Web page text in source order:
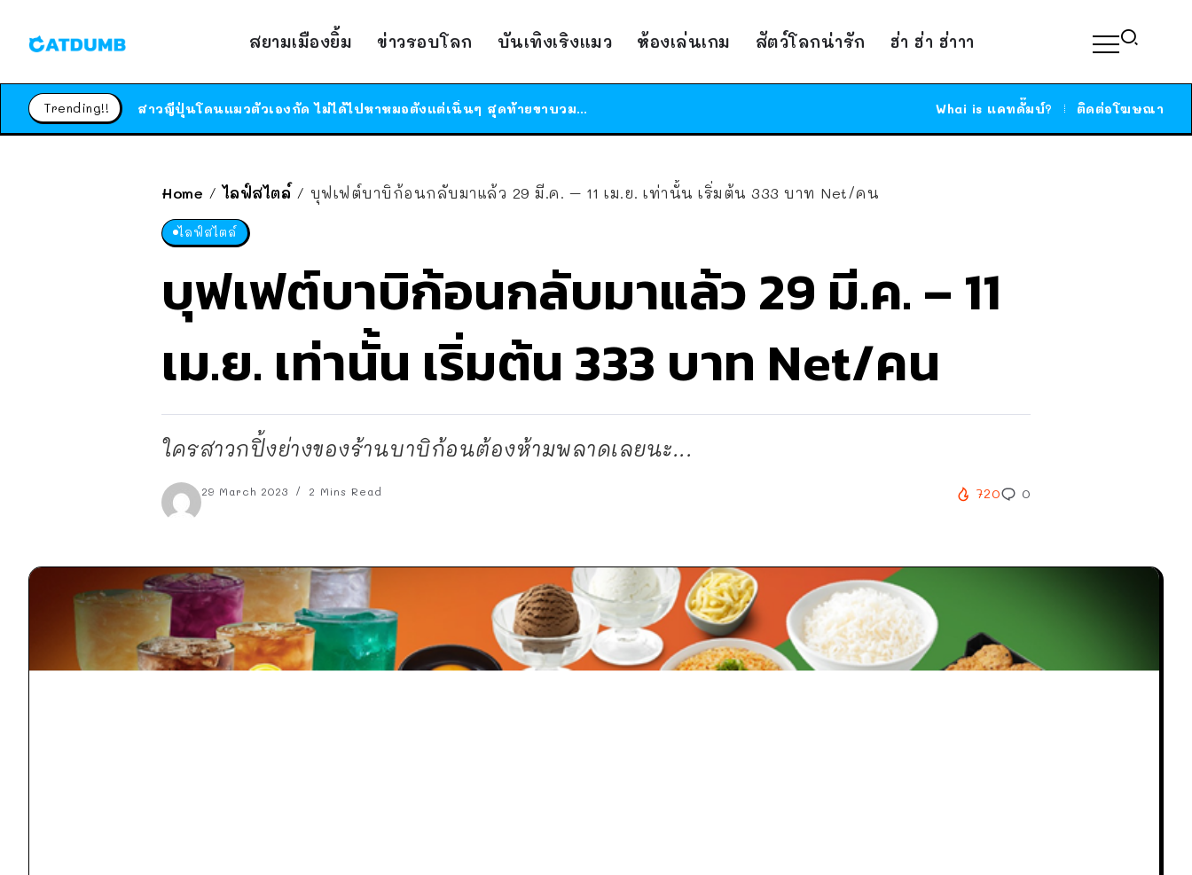
สยามเมืองยิ้ม ข่าวรอบโลก บันเทิงเริงแมว ห้องเล่นเกม สัตว์โลกน่ารัก ฮ่า ฮ่า ฮ่าาา
Trending!!
ร้านอาหารในนิวยอร์กประกาศปิดตัวลง หลังอยู่มานานกว่า 45 ปี ติดป้ายขอบคุณลูกค้าทุกคน แถมสูตรทำไวท์ซอสให้แบบจัดเต็ม
ได้เวลาเด็กหนวดรวมตัว RF Online Next เปิดให้เล่นแล้ว เกม Sci-Fi MMORPG ระดับตำนาน เล่นได้ทั้งมือถือและ PC Whai is แคทดั๊มบ์? ติดต่อโฆษณา
Home / ไลฟ์สไตล์ / บุฟเฟต์บาบิก้อนกลับมาแล้ว 29 มี.ค. – 11 เม.ย. เท่านั้น เริ่มต้น 333 บาท Net/คน
ไลฟ์สไตล์
บุฟเฟต์บาบิก้อนกลับมาแล้ว 29 มี.ค. – 11
เม.ย. เท่านั้น เริ่มต้น 333 บาท Net/คน
ใครสาวกปิ้งย่างของร้านบาบิก้อนต้องห้ามพลาดเลยนะ...
29 March 2023 2 Mins Read 720 0